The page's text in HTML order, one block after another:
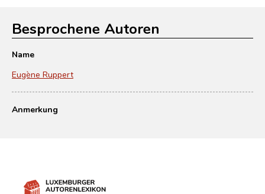
Besprochene Autoren
Name
Eugène Ruppert
Anmerkung